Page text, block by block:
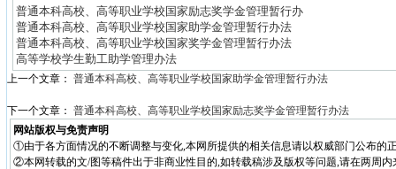
普通本科高校、高等职业学校国家励志奖学金管理暂行办
普通本科高校、高等职业学校国家助学金管理暂行办法
普通本科高校、高等职业学校国家奖学金管理暂行办法
高等学校学生勤工助学管理办法
上一个文章： 普通本科高校、高等职业学校国家助学金管理暂行办法
下一个文章： 普通本科高校、高等职业学校国家励志奖学金管理暂行办法
网站版权与免责声明
①由于各方面情况的不断调整与变化,本网所提供的相关信息请以权威部门公布的
②本网转载的文/图等稿件出于非商业性目的,如转载稿涉及版权等问题,请在两周内